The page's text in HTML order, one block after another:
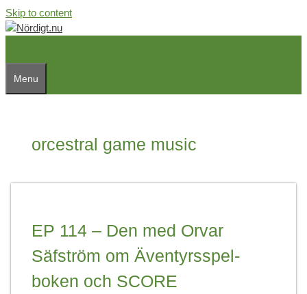
Skip to content
Menu
orcestral game music
EP 114 – Den med Orvar
Säfström om Äventyrsspel-
boken och SCORE